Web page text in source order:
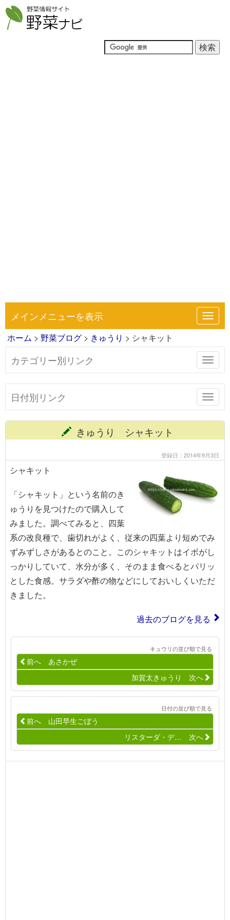
メインメニューを表示
ホーム > 野菜ブログ > きゅうり > シャキット
カテゴリー別リンク
日付別リンク
きゅうり シャキット
登録日：2014年9月3日
シャキット
「シャキット」という名前のき
ゅうりを見つけたので購入して
みました。調べてみると、四葉
系の改良種で、歯切れがよく、従来の四葉より短めでみ
ずみずしさがあるとのこと。このシャキットはイボがし
っかりしていて、水分が多く、そのまま食べるとパリッ
とした食感。サラダや酢の物などにしておいしくいただ
きました。
過去のブログを見る
キュウリの並び順で見る
前へ あさかぜ
加賀太きゅうり 次へ
日付の並び順で見る
前へ 山田早生ごぼう
リスターダ・デ… 次へ